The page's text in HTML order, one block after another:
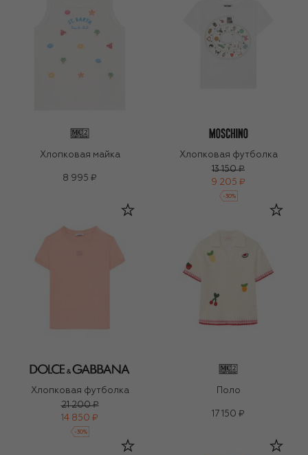
Хлопковая майка
8 995 ₽
Хлопковая футболка
13 150 ₽
9 205 ₽
-30%
Хлопковая футболка
21 200 ₽
14 850 ₽
-30%
Поло
17 150 ₽